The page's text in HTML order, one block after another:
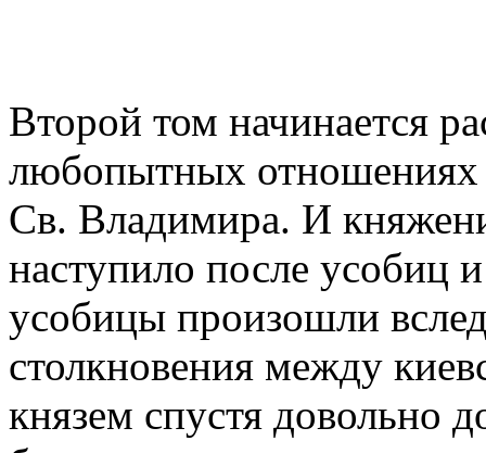
Второй том начинается
любопытных
Св. Владимира. И
наступило после усобиц
усобицы произошли
столкновения между
князем спустя довольно